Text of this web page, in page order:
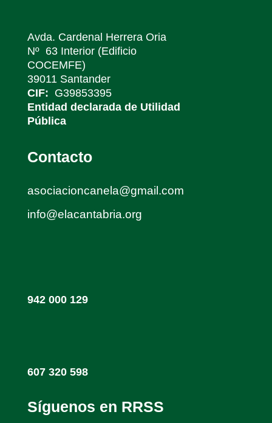
Avda. Cardenal Herrera Oria
Nº 63 Interior (Edificio
COCEMFE)
39011 Santander
CIF: G39853395
Entidad declarada de Utilidad
Pública
Contacto
asociacioncanela@gmail.com
info@elacantabria.org
942 000 129
607 320 598
Síguenos en RRSS